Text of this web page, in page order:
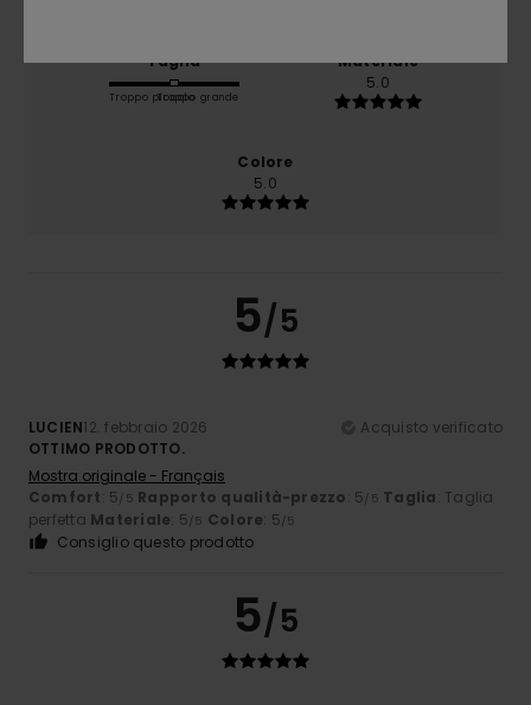
Taglia
Troppo piccoloTroppo grande
Materiale
5.0
Colore
5.0
5/5
LUCIEN12. febbraio 2026
Acquisto verificato
OTTIMO PRODOTTO.
Mostra originale - Français
Comfort: 5/5 Rapporto qualità-prezzo: 5/5 Taglia: Taglia
perfetta Materiale: 5/5 Colore: 5/5
Consiglio questo prodotto
5/5